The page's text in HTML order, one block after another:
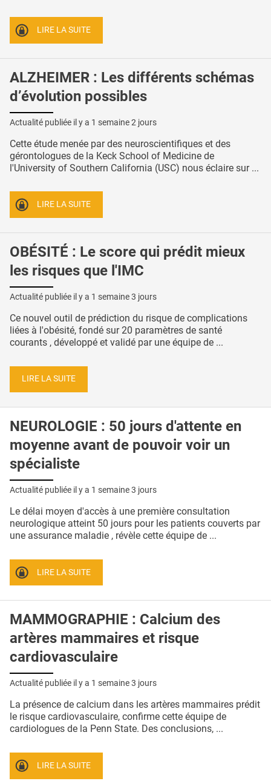
LIRE LA SUITE
ALZHEIMER : Les différents schémas
d’évolution possibles
Actualité publiée il y a 1 semaine 2 jours
Cette étude menée par des neuroscientifiques et des
gérontologues de la Keck School of Medicine de
l'University of Southern California (USC) nous éclaire sur ...
LIRE LA SUITE
OBÉSITÉ : Le score qui prédit mieux
les risques que l'IMC
Actualité publiée il y a 1 semaine 3 jours
Ce nouvel outil de prédiction du risque de complications
liées à l'obésité, fondé sur 20 paramètres de santé
courants , développé et validé par une équipe de ...
LIRE LA SUITE
NEUROLOGIE : 50 jours d'attente en
moyenne avant de pouvoir voir un
spécialiste
Actualité publiée il y a 1 semaine 3 jours
Le délai moyen d'accès à une première consultation
neurologique atteint 50 jours pour les patients couverts par
une assurance maladie , révèle cette équipe de ...
LIRE LA SUITE
MAMMOGRAPHIE : Calcium des
artères mammaires et risque
cardiovasculaire
Actualité publiée il y a 1 semaine 3 jours
La présence de calcium dans les artères mammaires prédit
le risque cardiovasculaire, confirme cette équipe de
cardiologues de la Penn State. Des conclusions, ...
LIRE LA SUITE